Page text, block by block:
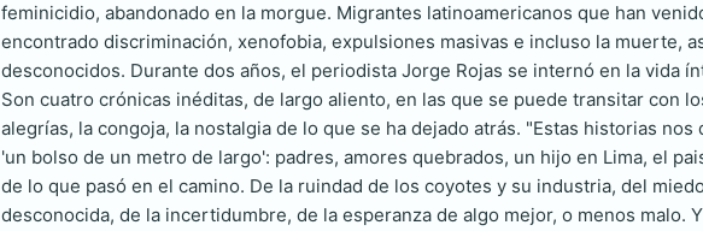
feminicidio, abandonado en la morgue. Migrantes latinoamericanos que han
encontrado discriminación, xenofobia, expulsiones masivas e incluso la muerte,
desconocidos. Durante dos años, el periodista Jorge Rojas se internó en la vida
Son cuatro crónicas inéditas, de largo aliento, en las que se puede transitar con
alegrías, la congoja, la nostalgia de lo que se ha dejado atrás. "Estas historias
'un bolso de un metro de largo': padres, amores quebrados, un hijo en Lima, el
de lo que pasó en el camino. De la ruindad de los coyotes y su industria, del
desconocida, de la incertidumbre, de la esperanza de algo mejor, o menos malo.